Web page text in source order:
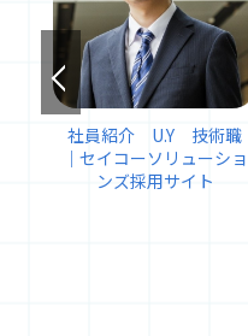
社員紹介 U.Y 技術職
｜セイコーソリューショ
ンズ採用サイト